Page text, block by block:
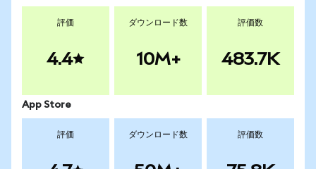
評価
4.4
ダウンロード数
10M+
評価数
483.7K
App Store
評価 ダウンロード数 評価数